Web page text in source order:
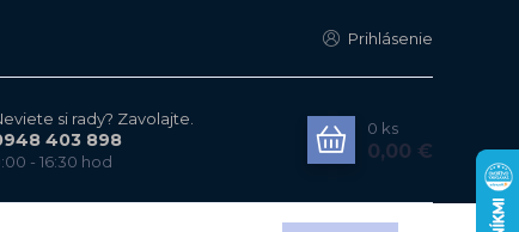
Prihlásenie
si rady? Zavolajte.
403 898
- 16:30 hod
0 ks
0,00 €